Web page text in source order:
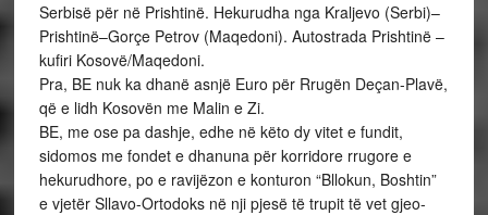
Serbisë për në Prishtinë. Hekurudha nga Kraljevo (Serbi)–
Prishtinë–Gorçe Petrov (Maqedoni). Autostrada Prishtinë –
kufiri Kosovë/Maqedoni.
Pra, BE nuk ka dhanë asnjë Euro për Rrugën Deçan-Plavë,
që e lidh Kosovën me Malin e Zi.
BE, me ose pa dashje, edhe në këto dy vitet e fundit,
sidomos me fondet e dhanuna për korridore rrugore e
hekurudhore, po e ravijëzon e konturon “Bllokun, Boshtin”
e vjetër Sllavo-Ortodoks në nji pjesë të trupit të vet gjeo-